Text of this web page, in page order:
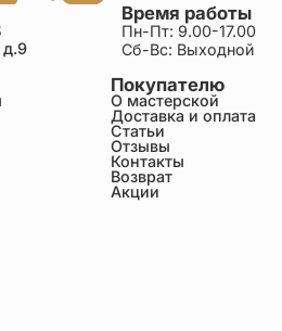
Покупателю
О мастерской
Доставка и оплата
Статьи
Отзывы
Контакты
Возврат
Акции
Время работы
Пн-Пт: 9.00-17.00
Сб-Вс: Выходной
д.9